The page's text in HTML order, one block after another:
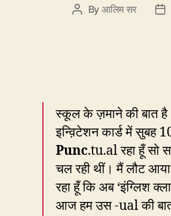
Post
By आलिम सर
स्कूल के ज़माने की बात
इन्व़िटेशन कार्ड में सुबह
Punc.tu.al रहा हूँ सो
चल रही थीं। मैं लौट
रहा हूँ कि अब ‘इंग्लिश
आज हम उस -ual की